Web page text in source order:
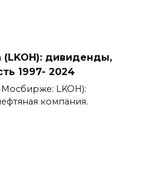
дивиденды,
1997- 2024
LKOH):
компания.